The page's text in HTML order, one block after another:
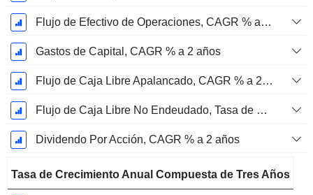
Flujo de Efectivo de Operaciones, CAGR % a 2 años
Gastos de Capital, CAGR % a 2 años
Flujo de Caja Libre Apalancado, CAGR % a 2 años
Flujo de Caja Libre No Endeudado, Tasa de Crecimiento Anual Compuesta de 2 Años %
Dividendo Por Acción, CAGR % a 2 años
Tasa de Crecimiento Anual Compuesta de Tres Años